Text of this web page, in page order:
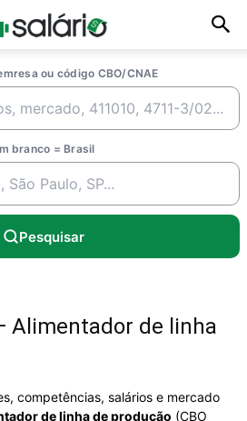
ou código CBO/CNAE
branco = Brasil
Pesquisar
Alimentador de linha
competências, salários e mercado
de linha de produção (CBO